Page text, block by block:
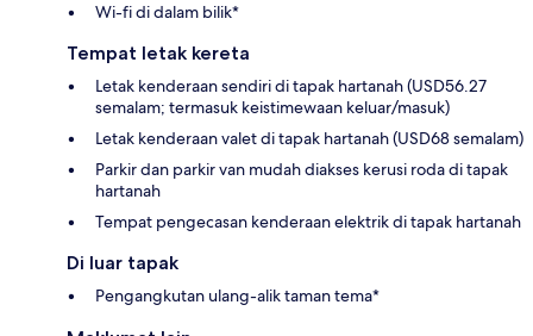
Wi-fi di dalam bilik*
Tempat letak kereta
Letak kenderaan sendiri di tapak hartanah (USD56.27
semalam; termasuk keistimewaan keluar/masuk)
Letak kenderaan valet di tapak hartanah (USD68 semalam)
Parkir dan parkir van mudah diakses kerusi roda di tapak
hartanah
Tempat pengecasan kenderaan elektrik di tapak hartanah
Di luar tapak
Pengangkutan ulang-alik taman tema*